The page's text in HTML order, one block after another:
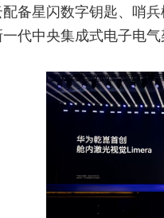
备星闪数字钥匙、哨
代中央集成式电子电